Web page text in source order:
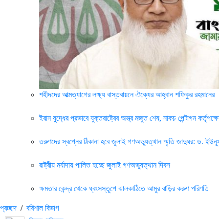
শহীদদের আত্মত্যাগের লক্ষ্য বাস্তবায়নে ঐক্যের আহ্বান শফিকুর রহমানের
ইরান যুদ্ধের প্রভাবে যুক্তরাষ্ট্রের অস্ত্র মজুত শেষ, নাকচ পেন্টাগন
তরুণদের স্বপ্নের ঠিকানা হবে জুলাই গণঅভ্যুত্থান স্মৃতি জাদুঘর: ড.
রাষ্ট্রীয় মর্যাদায় পালিত হচ্ছে জুলাই গণঅভ্যুত্থান দিবস
ক্ষমতার কেন্দ্র থেকে ধ্বংসস্তূপে ঝালকাঠিতে আমুর বাড়ির করুণ পরিণতি
প্রচ্ছদ / বরিশাল বিভাগ